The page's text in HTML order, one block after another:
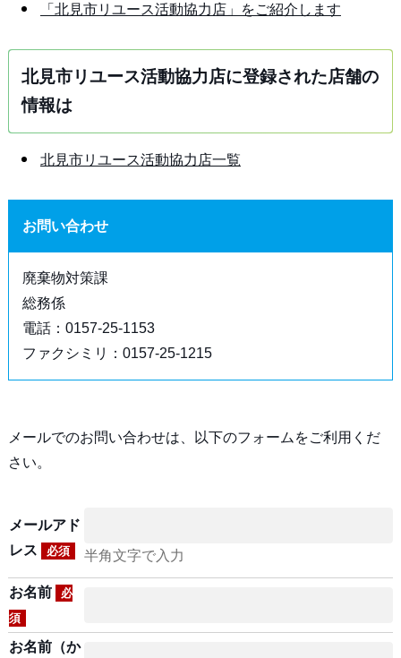
「北見市リユース活動協力店」をご紹介します
北見市リユース活動協力店に登録された店舗の
情報は
北見市リユース活動協力店一覧
お問い合わせ
廃棄物対策課
総務係
電話：0157-25-1153
ファクシミリ：0157-25-1215
メールでのお問い合わせは、以下のフォームをご利用くだ
さい。
メールアド
レス
必須 半角文字で入力
お名前
必
須
お名前（か